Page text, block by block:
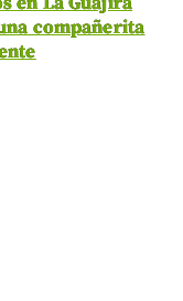
compañerita